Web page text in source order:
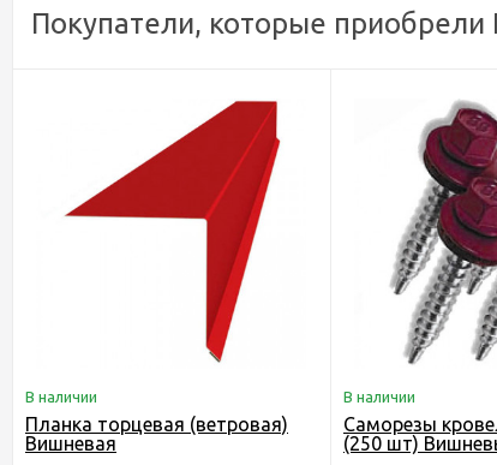
Покупатели, которые
В наличии
Планка торцевая (ветровая)
Вишневая
В наличии
Саморезы
(250 шт)